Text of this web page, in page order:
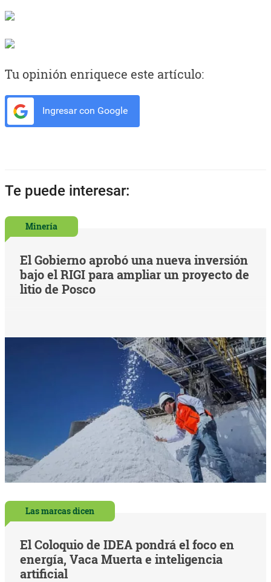
Tu opinión enriquece este artículo:
Ingresar con Google
Te puede interesar:
Minería
El Gobierno aprobó una nueva inversión
bajo el RIGI para ampliar un proyecto de
litio de Posco
Las marcas dicen
El Coloquio de IDEA pondrá el foco en
energía, Vaca Muerta e inteligencia
artificial